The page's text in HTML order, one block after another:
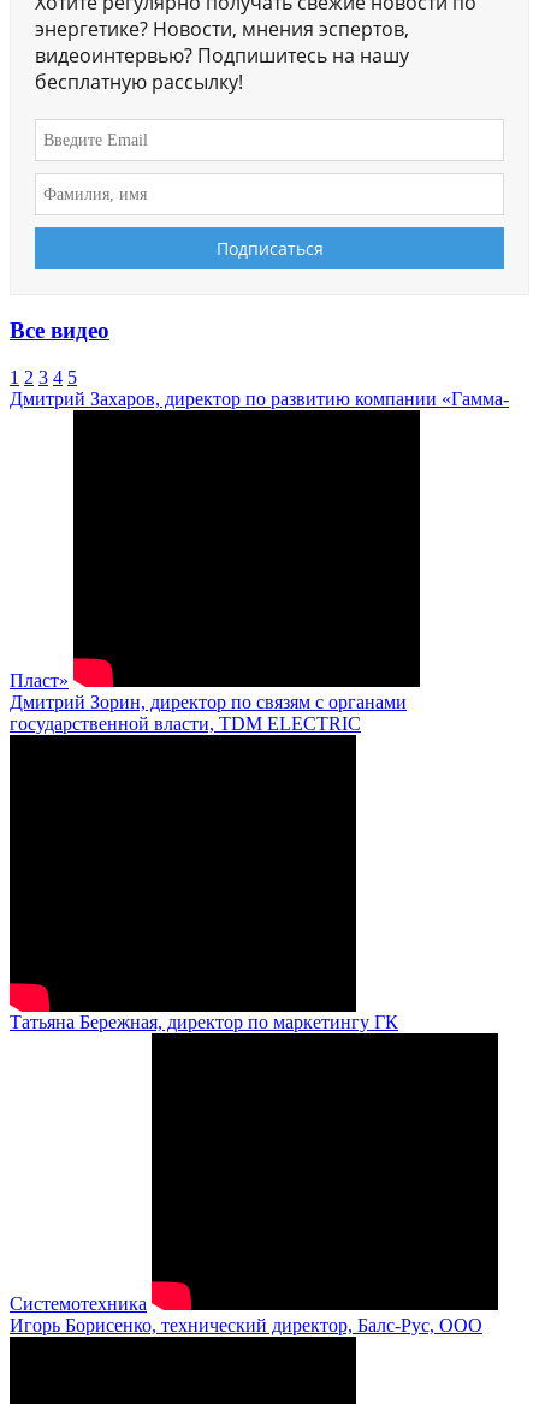
энергетике? Новости, мнения эспертов,
видеоинтервью? Подпишитесь на нашу
бесплатную рассылку!
Все видео
1 2 3 4 5
Дмитрий Захаров, директор по развитию компании «Гамма-
Пласт»
Дмитрий Зорин, директор по связям с органами
государственной власти, TDM ELECTRIC
Татьяна Бережная, директор по маркетингу ГК
Системотехника
Игорь Борисенко, технический директор, Балс-Рус, ООО